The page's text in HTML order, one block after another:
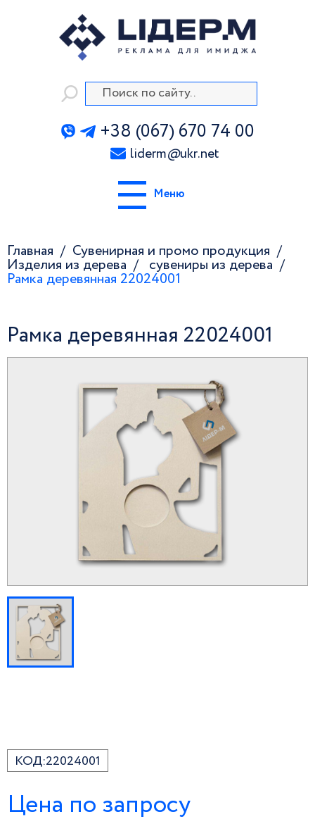
+38 (067) 670 74 00
liderm@ukr.net
Меню
Главная
Сувенирная и промо продукция
Изделия из дерева
сувениры из дерева
Рамка деревянная 22024001
Рамка деревянная 22024001
КОД:22024001
Цена по запросу